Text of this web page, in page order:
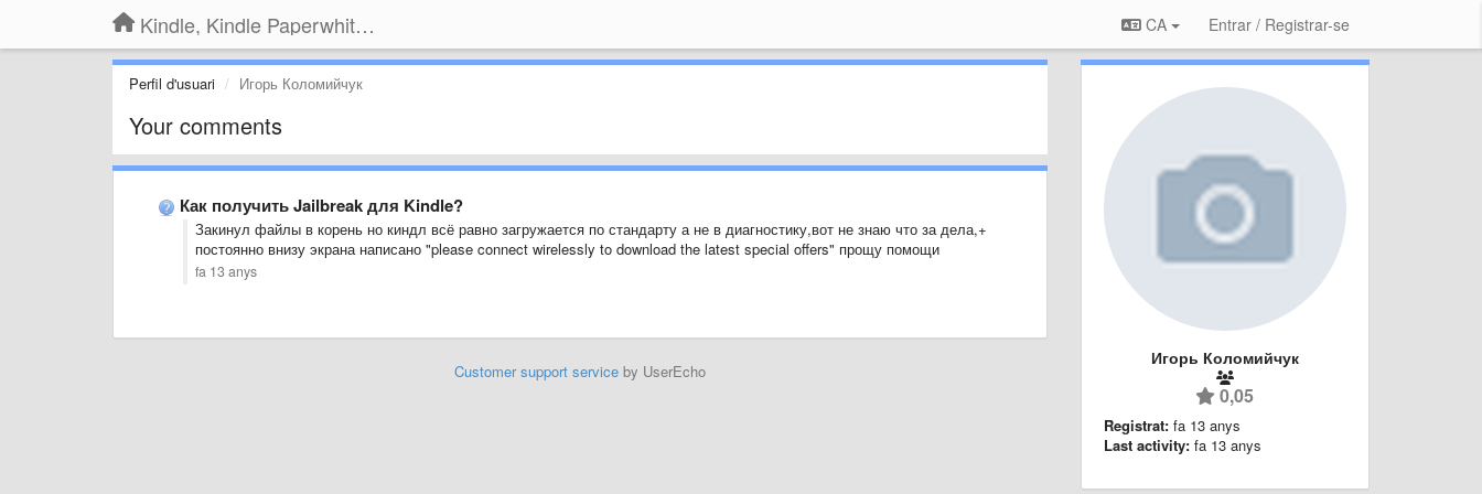
Kindle, Kindle Paperwhite, Kindle Voyage CA Entrar / Registrar-se
Perfil d'usuari Игорь Коломийчук
Your comments
Как получить Jailbreak для Kindle?
Закинул файлы в корень но киндл всё равно загружается по стандарту а не в диагностику,вот не знаю что за дела,+
постоянно внизу экрана написано "please connect wirelessly to download the latest special offers" прощу помощи
fa 13 anys
Customer support serviceby UserEcho
Игорь Коломийчук
0,05
Registrat: fa 13 anys
Last activity: fa 13 anys